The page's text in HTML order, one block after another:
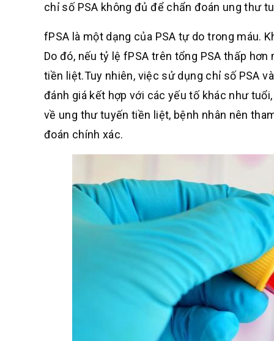
chỉ số PSA không đủ để chẩn đoán ung thư
fPSA là một dạng của PSA tự do trong máu.
Do đó, nếu tỷ lệ fPSA trên tổng PSA thấp
tiền liệt.Tuy nhiên, việc sử dụng chỉ số PSA
đánh giá kết hợp với các yếu tố khác như
về ung thư tuyến tiền liệt, bệnh nhân nên
đoán chính xác.